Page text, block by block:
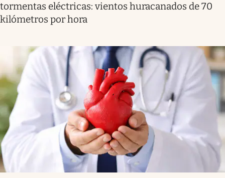
tormentas eléctricas: vientos huracanados de 70
kilómetros por hora